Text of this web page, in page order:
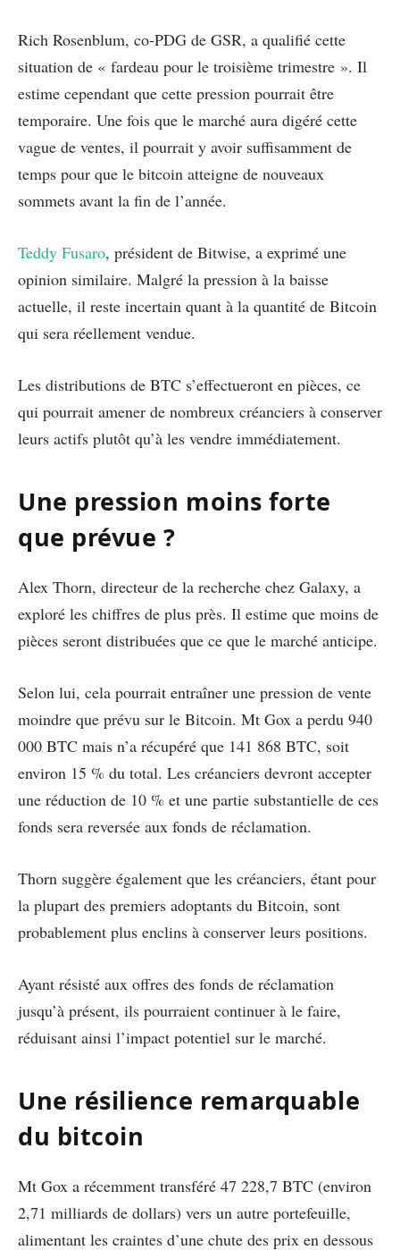
Rich Rosenblum, co-PDG de GSR, a qualifié cette
situation de « fardeau pour le troisième trimestre ». Il
estime cependant que cette pression pourrait être
temporaire. Une fois que le marché aura digéré cette
vague de ventes, il pourrait y avoir suffisamment de
temps pour que le bitcoin atteigne de nouveaux
sommets avant la fin de l’année.
Teddy Fusaro, président de Bitwise, a exprimé une
opinion similaire. Malgré la pression à la baisse
actuelle, il reste incertain quant à la quantité de Bitcoin
qui sera réellement vendue.
Les distributions de BTC s’effectueront en pièces, ce
qui pourrait amener de nombreux créanciers à conserver
leurs actifs plutôt qu’à les vendre immédiatement.
Une pression moins forte
que prévue ?
Alex Thorn, directeur de la recherche chez Galaxy, a
exploré les chiffres de plus près. Il estime que moins de
pièces seront distribuées que ce que le marché anticipe.
Selon lui, cela pourrait entraîner une pression de vente
moindre que prévu sur le Bitcoin. Mt Gox a perdu 940
000 BTC mais n’a récupéré que 141 868 BTC, soit
environ 15 % du total. Les créanciers devront accepter
une réduction de 10 % et une partie substantielle de ces
fonds sera reversée aux fonds de réclamation.
Thorn suggère également que les créanciers, étant pour
la plupart des premiers adoptants du Bitcoin, sont
probablement plus enclins à conserver leurs positions.
Ayant résisté aux offres des fonds de réclamation
jusqu’à présent, ils pourraient continuer à le faire,
réduisant ainsi l’impact potentiel sur le marché.
Une résilience remarquable
du bitcoin
Mt Gox a récemment transféré 47 228,7 BTC (environ
2,71 milliards de dollars) vers un autre portefeuille,
alimentant les craintes d’une chute des prix en dessous